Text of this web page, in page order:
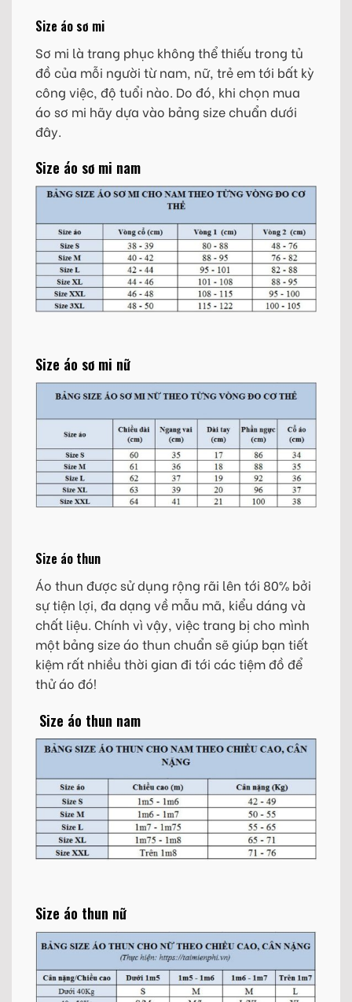
Size áo sơ mi
Sơ mi là trang phục không thể thiếu trong tủ
đồ của mỗi người từ nam, nữ, trẻ em tới bất kỳ
công việc, độ tuổi nào. Do đó, khi chọn mua
áo sơ mi hãy dựa vào bảng size chuẩn dưới
đây.
Size áo sơ mi nam
Size áo sơ mi nữ
Size áo thun
Áo thun được sử dụng rộng rãi lên tới 80% bởi
sự tiện lợi, đa dạng về mẫu mã, kiểu dáng và
chất liệu. Chính vì vậy, việc trang bị cho mình
một bảng size áo thun chuẩn sẽ giúp bạn tiết
kiệm rất nhiều thời gian đi tới các tiệm đồ để
thử áo đó!
Size áo thun nam
Size áo thun nữ